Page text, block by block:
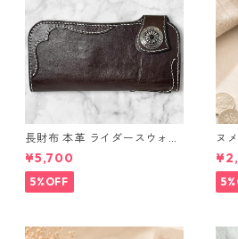
長財布 本革 ライダースウォレ
ット 国産 ヌメ革 ブラウン バ
ングラデシュ l175 レザー 革財
布 ハンドメイド 経年変化
¥5,700
5%OFF
ヌ
ウ